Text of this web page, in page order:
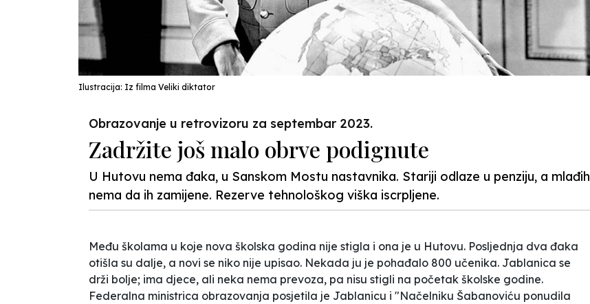
Ilustracija: Iz filma Veliki diktator
Obrazovanje u retrovizoru za septembar 2023.
Zadržite još malo obrve podignute
U Hutovu nema đaka, u Sanskom Mostu nastavnika. Stariji odlaze u penziju, a mlađih
nema da ih zamijene. Rezerve tehnološkog viška iscrpljene.
Među školama u koje nova školska godina nije stigla i ona je u Hutovu. Posljednja dva đaka
otišla su dalje, a novi se niko nije upisao. Nekada ju je pohađalo 800 učenika. Jablanica se
drži bolje; ima djece, ali neka nema prevoza, pa nisu stigli na početak školske godine.
Federalna ministrica obrazovanja posjetila je Jablanicu i "Načelniku Šabanoviću ponudila